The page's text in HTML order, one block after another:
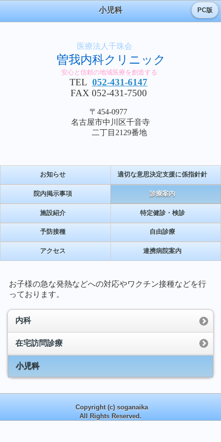
小児科 PC版
医療法人千珠会
曽我内科クリニック
安心と信頼の地域医療を創造する
TEL 052-431-6147
FAX 052-431-7500
〒454-0977
名古屋市中川区千音寺
二丁目2129番地
お知らせ 適切な意思決定支援に係指針針
院内掲示事項 診療案内
施設紹介 特定健診・検診
予防接種 自由診療
アクセス 連携病院案内
お子様の急な発熱などへの対応やワクチン接種などを行
っております。
内科
在宅訪問診療
小児科
Copyright (c) soganaika
All Rights Reserved.